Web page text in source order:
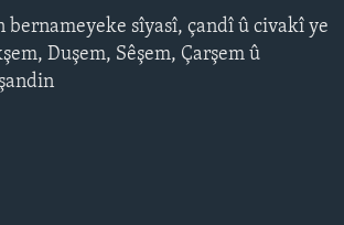
bernameyeke sîyasî, çandî û civakî ye
Duşem, Sêşem, Çarşem û